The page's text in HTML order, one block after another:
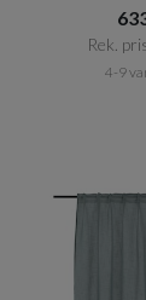
Rek.
4-9